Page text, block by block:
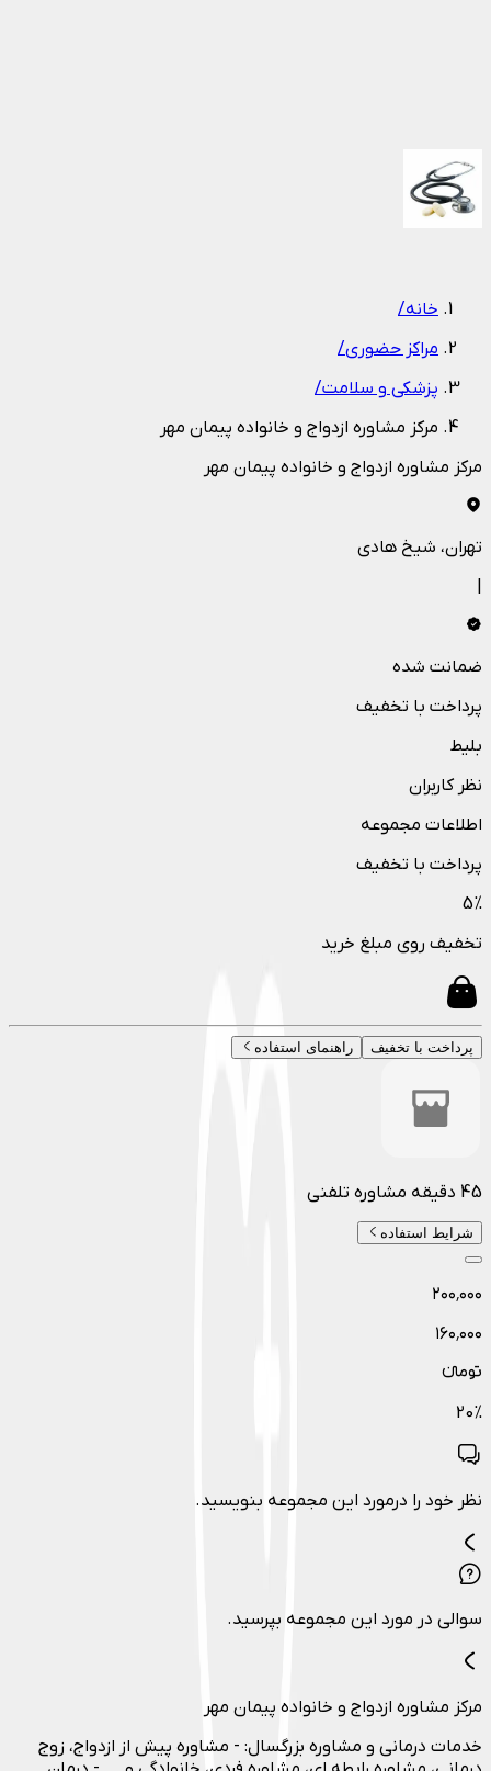
خانه/
مراکز حضوری/
پزشکی و سلامت/
مرکز مشاوره ازدواج و خانواده پیمان مهر
مرکز مشاوره ازدواج و خانواده پیمان مهر
تهران، شیخ هادی
ضمانت شده
پرداخت با تخفیف
بلیط
نظر کاربران
اطلاعات مجموعه
پرداخت با تخفیف
5%
تخفیف روی مبلغ خرید
پرداخت با تخفیف راهنمای استفاده
45 دقیقه مشاوره تلفنی
شرایط استفاده
۲۰۰٬۰۰۰
۱۶۰٬۰۰۰
تومانءء
20%
نظر خود را درمورد این مجموعه بنویسید.
سوالی در مورد این مجموعه بپرسید.
مرکز مشاوره ازدواج و خانواده پیمان مهر
خدمات درمانی و مشاوره بزرگسال: - مشاوره پیش از ازدواج، زوج